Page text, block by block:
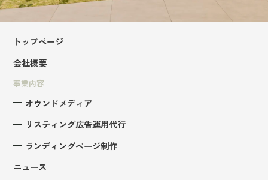
トップページ
会社概要
事業内容
オウンドメディア
リスティング広告運用代行
ランディングページ制作
ニュース